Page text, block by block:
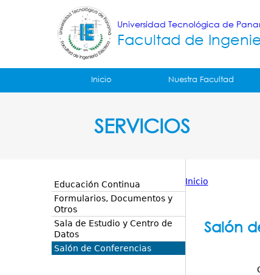
Universidad Tecnológica de
Facultad de
Tropical
Principal
Inicio Nuestra Facultad
SERVICIOS
está
aquí
Inicio
Salón
Educación Continua
Formularios, Documentos y
Otros
Sala de Estudio y Centro de
Datos
Salón de Conferencias